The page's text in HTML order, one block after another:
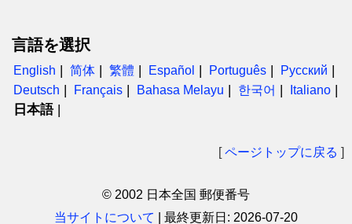
言語を選択
English 简体 繁體 Español Português
Русский
Deutsch
Français Bahasa Melayu 한국어 Italiano
日本語
[ページトップに戻る ]
© 2002 日本全国 郵便番号
当サイトについて
最終更新日: 2026-07-20